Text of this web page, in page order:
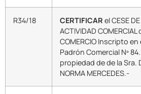
R34/18 CERTIFICAR el CESE DE
ACTIVIDAD COMERCIAL
COMERCIO Inscripto en
Padrón Comercial Nº
propiedad de de la Sra.
NORMA MERCEDES.-